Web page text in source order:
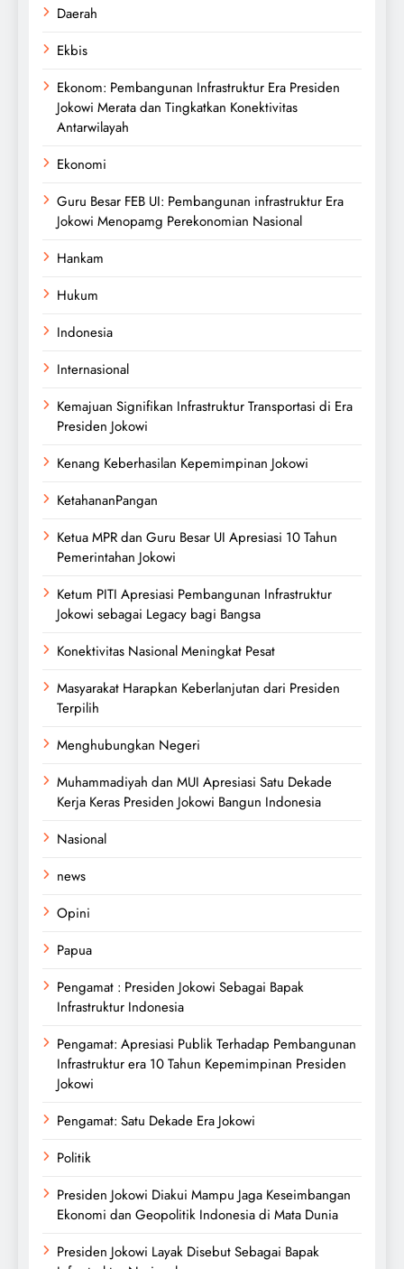
Daerah
Ekbis
Ekonom: Pembangunan Infrastruktur Era Presiden
Jokowi Merata dan Tingkatkan Konektivitas
Antarwilayah
Ekonomi
Guru Besar FEB UI: Pembangunan infrastruktur Era
Jokowi Menopamg Perekonomian Nasional
Hankam
Hukum
Indonesia
Internasional
Kemajuan Signifikan Infrastruktur Transportasi di Era
Presiden Jokowi
Kenang Keberhasilan Kepemimpinan Jokowi
KetahananPangan
Ketua MPR dan Guru Besar UI Apresiasi 10 Tahun
Pemerintahan Jokowi
Ketum PITI Apresiasi Pembangunan Infrastruktur
Jokowi sebagai Legacy bagi Bangsa
Konektivitas Nasional Meningkat Pesat
Masyarakat Harapkan Keberlanjutan dari Presiden
Terpilih
Menghubungkan Negeri
Muhammadiyah dan MUI Apresiasi Satu Dekade
Kerja Keras Presiden Jokowi Bangun Indonesia
Nasional
news
Opini
Papua
Pengamat : Presiden Jokowi Sebagai Bapak
Infrastruktur Indonesia
Pengamat: Apresiasi Publik Terhadap Pembangunan
Infrastruktur era 10 Tahun Kepemimpinan Presiden
Jokowi
Pengamat: Satu Dekade Era Jokowi
Politik
Presiden Jokowi Diakui Mampu Jaga Keseimbangan
Ekonomi dan Geopolitik Indonesia di Mata Dunia
Presiden Jokowi Layak Disebut Sebagai Bapak